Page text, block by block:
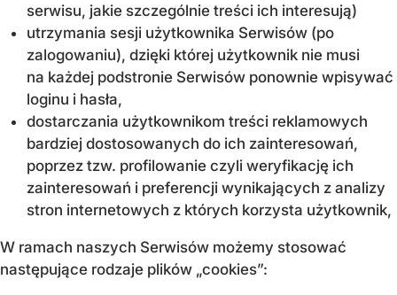
serwisu, jakie szczególnie treści ich interesują)
utrzymania sesji użytkownika Serwisów (po
zalogowaniu), dzięki której użytkownik nie musi
na każdej podstronie Serwisów ponownie wpisywać
loginu i hasła,
dostarczania użytkownikom treści reklamowych
bardziej dostosowanych do ich zainteresowań,
poprzez tzw. profilowanie czyli weryfikację ich
zainteresowań i preferencji wynikających z analizy
stron internetowych z których korzysta użytkownik,
W ramach naszych Serwisów możemy stosować
następujące rodzaje plików „cookies”: